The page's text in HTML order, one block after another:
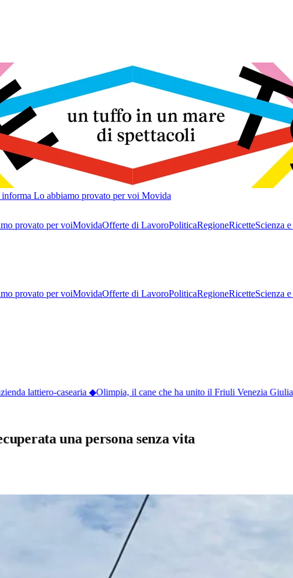
Lo abbiamo provato per voi Movida
provato per voiMovidaOfferte di LavoroPoliticaRegioneRicetteScienza
provato per voiMovidaOfferte di LavoroPoliticaRegioneRicetteScienza
lattiero-casearia◆ Olimpia, il cane che ha unito il Friuli Venezia Giulia:
una persona senza vita